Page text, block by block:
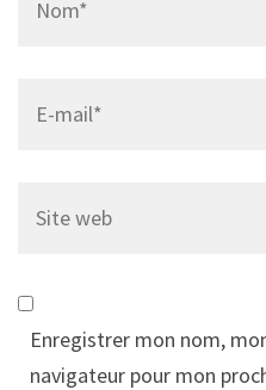
web
Enregistrer mon nom,
navigateur pour mon